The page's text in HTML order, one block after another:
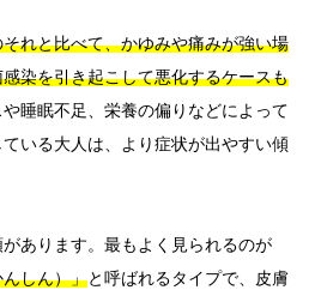
れと比べて、かゆみや痛みが強い場
染を引き起こして悪化するケースも
や睡眠不足、栄養の偏りなどによって
いる大人は、より症状が出やすい傾
あります。最もよく見られるのが
しん）」と呼ばれるタイプで、皮膚